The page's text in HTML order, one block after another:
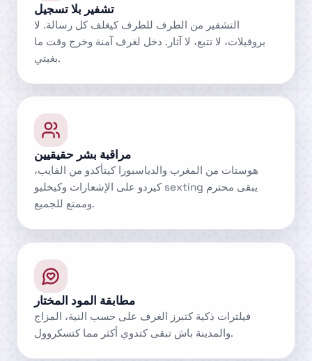
تشفير بلا تسجيل
التشفير من الطرف للطرف كيغلف كل رسالة. لا
بروفيلات، لا تتبع، لا آثار. دخل لغرف آمنة وخرج وقت ما
بغيتي.
مراقبة بشر حقيقيين
هوستات من المغرب والدياسبورا كيتأكدو من الفايب،
كيردو على الإشعارات وكيخليو sexting يبقى محترم
وممتع للجميع.
مطابقة المود المختار
فيلترات ذكية كتبرز الغرف على حسب النية، المزاج
والمدينة باش تبقى كتدوي أكثر مما كتسكروول.